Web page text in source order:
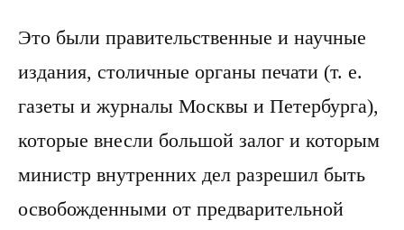
Это были правительственные и научные
издания, столичные органы печати (т. е.
газеты и журналы Москвы и Петербурга),
которые внесли большой залог и которым
министр внутренних дел разрешил быть
освобожденными от предварительной